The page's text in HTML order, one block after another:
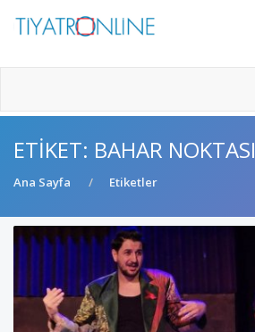
ETIKET: BAHAR NOKTASI
Ana Sayfa Etiketler